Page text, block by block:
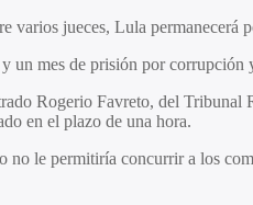
varios jueces, Lula permanecerá
un mes de prisión por corrupción
Rogerio Favreto, del Tribunal
en el plazo de una hora.
no le permitiría concurrir a los